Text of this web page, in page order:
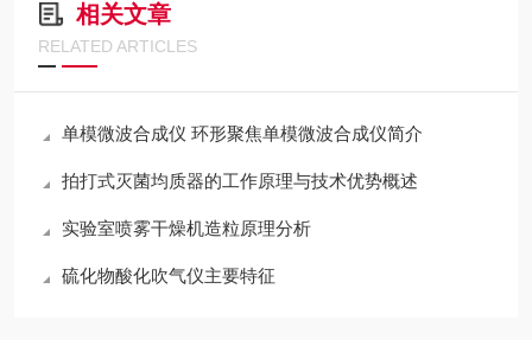
相关文章
RELATED ARTICLES
单模微波合成仪 环形聚焦单模微波合成仪简介
拍打式灭菌均质器的工作原理与技术优势概述
实验室喷雾干燥机造粒原理分析
硫化物酸化吹气仪主要特征